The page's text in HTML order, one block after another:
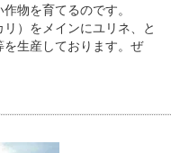
物を育てるのです。
）をメインにユリネ、と
生産しております。ぜ